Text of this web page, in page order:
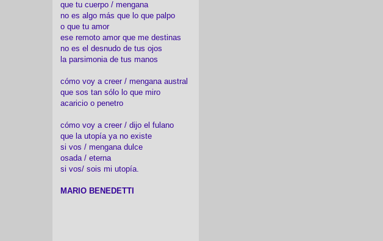
que tu cuerpo / mengana
no es algo más que lo que palpo
o que tu amor
ese remoto amor que me destinas
no es el desnudo de tus ojos
la parsimonia de tus manos
cómo voy a creer / mengana austral
que sos tan sólo lo que miro
acaricio o penetro
cómo voy a creer / dijo el fulano
que la utopía ya no existe
si vos / mengana dulce
osada / eterna
si vos/ sois mi utopía.
MARIO BENEDETTI